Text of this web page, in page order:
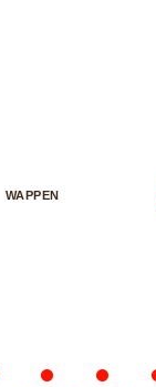
WAPPEN